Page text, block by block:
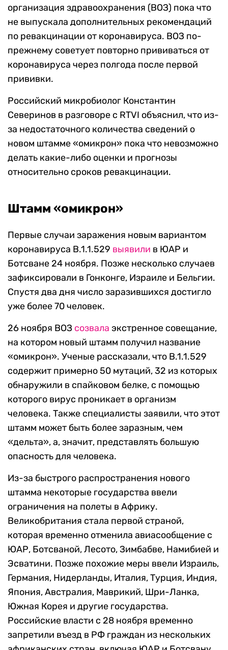
организация здравоохранения (ВОЗ) пока что
не выпускала дополнительных рекомендаций
по ревакцинации от коронавируса. ВОЗ по-
прежнему советует повторно прививаться от
коронавируса через полгода после первой
прививки.
Российский микробиолог Константин
Северинов в разговоре с RTVI объяснил, что из-
за недостаточного количества сведений о
новом штамме «омикрон» пока что невозможно
делать какие-либо оценки и прогнозы
относительно сроков ревакцинации.
Штамм «омикрон»
Первые случаи заражения новым вариантом
коронавируса B.1.1.529 выявили в ЮАР и
Ботсване 24 ноября. Позже несколько случаев
зафиксировали в Гонконге, Израиле и Бельгии.
Спустя два дня число заразившихся достигло
уже более 70 человек.
26 ноября ВОЗ созвала экстренное совещание,
на котором новый штамм получил название
«омикрон». Ученые рассказали, что B.1.1.529
содержит примерно 50 мутаций, 32 из которых
обнаружили в спайковом белке, с помощью
которого вирус проникает в организм
человека. Также специалисты заявили, что этот
штамм может быть более заразным, чем
«дельта», а, значит, представлять большую
опасность для человека.
Из-за быстрого распространения нового
штамма некоторые государства ввели
ограничения на полеты в Африку.
Великобритания стала первой страной,
которая временно отменила авиасообщение с
ЮАР, Ботсваной, Лесото, Зимбабве, Намибией и
Эсватини. Позже похожие меры ввели Израиль,
Германия, Нидерланды, Италия, Турция, Индия,
Япония, Австралия, Маврикий, Шри-Ланка,
Южная Корея и другие государства.
Российские власти с 28 ноября временно
запретили въезд в РФ граждан из нескольких